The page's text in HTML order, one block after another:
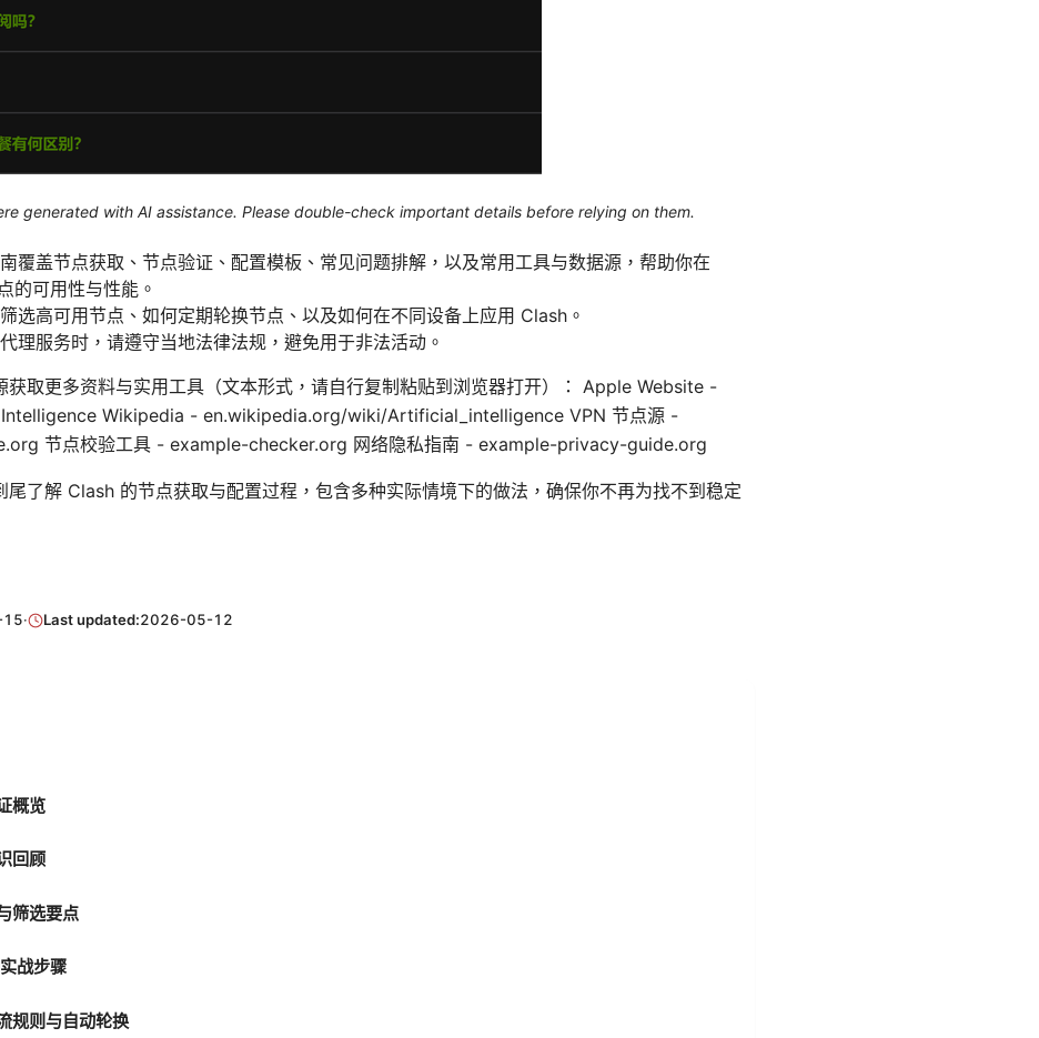
generated with AI assistance. Please double-check important details before relying on them.
覆盖节点获取、节点验证、配置模板、常见问题排解，以及常用工具与数据源，帮助你在
的可用性与性能。
选高可用节点、如何定期轮换节点、以及如何在不同设备上应用 Clash。
理服务时，请遵守当地法律法规，避免用于非法活动。
获取更多资料与实用工具（文本形式，请自行复制粘贴到浏览器打开）： Apple Website -
Wikipedia - en.wikipedia.org/wiki/Artificial_intelligence VPN 节点源 -
节点校验工具 - example-checker.org 网络隐私指南 - example-privacy-guide.org
尾了解 Clash 的节点获取与配置过程，包含多种实际情境下的做法，确保你不再为找不到稳定
· Last updated:2026-05-12
概览
回顾
筛选要点
战步骤
规则与自动轮换